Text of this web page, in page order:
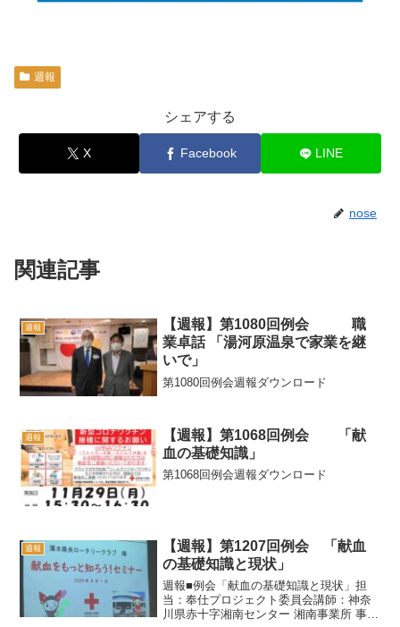
週報
シェアする
X Facebook LINE
nose
関連記事
週報
【週報】第1080回例会 職
業卓話 「湯河原温泉で家業を継
いで」
第1080回例会週報ダウンロード
週報
【週報】第1068回例会 「献
第1068回例会週報ダウンロード
週報
【週報】第1207回例会 「献血
の基礎知識と現状」
週報■例会「献血の基礎知識と現状」担
当：奉仕プロジェクト委員会講師：神奈
川県赤十字湘南センター 湘南事業所 事業